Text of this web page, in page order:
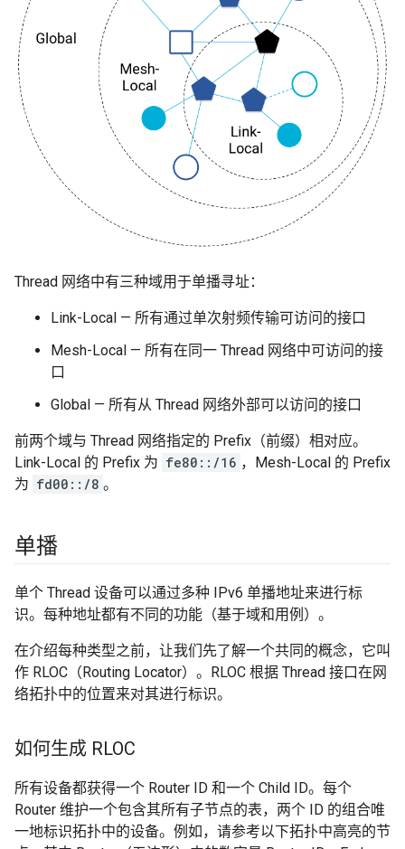
Thread 网络中有三种域用于单播寻址：
Link-Local — 所有通过单次射频传输可访问的接口
Mesh-Local — 所有在同一 Thread 网络中可访问的接
口
Global — 所有从 Thread 网络外部可以访问的接口
前两个域与 Thread 网络指定的 Prefix（前缀）相对应。
Link-Local 的 Prefix 为 fe80::/16 ，Mesh-Local 的 Prefix
为 fd00::/8 。
单播
单个 Thread 设备可以通过多种 IPv6 单播地址来进行标
识。每种地址都有不同的功能（基于域和用例）。
在介绍每种类型之前，让我们先了解一个共同的概念，它叫
作 RLOC（Routing Locator）。RLOC 根据 Thread 接口在网
络拓扑中的位置来对其进行标识。
如何生成 RLOC
所有设备都获得一个 Router ID 和一个 Child ID。每个
Router 维护一个包含其所有子节点的表，两个 ID 的组合唯
一地标识拓扑中的设备。例如，请参考以下拓扑中高亮的节